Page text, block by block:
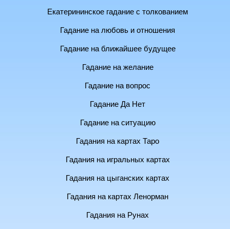
Екатерининское гадание с толкованием
Гадание на любовь и отношения
Гадание на ближайшее будущее
Гадание на желание
Гадание на вопрос
Гадание Да Нет
Гадание на ситуацию
Гадания на картах Таро
Гадания на игральных картах
Гадания на цыганских картах
Гадания на картах Ленорман
Гадания на Рунах